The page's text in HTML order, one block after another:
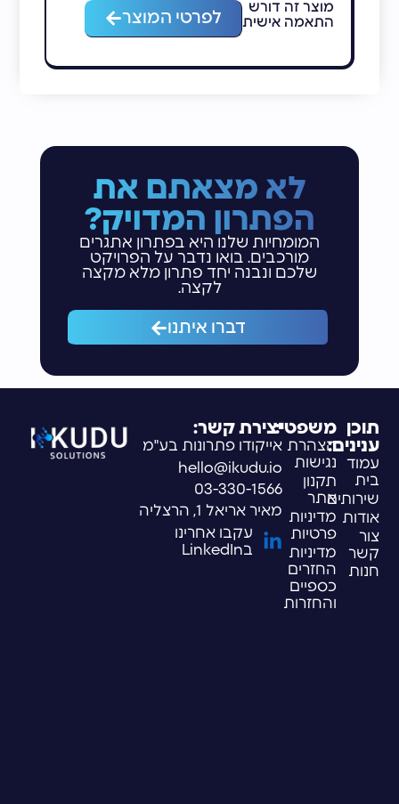
מוצר זה דורש
התאמה אישית
לפרטי המוצר
לא מצאתם את
הפתרון המדויק?
המומחיות שלנו היא בפתרון אתגרים
מורכבים. בואו נדבר על הפרויקט
שלכם ונבנה יחד פתרון מלא מקצה
לקצה.
דברו איתנו
תוכן
ענינים:
עמוד
בית
שירותים
אודות
צור
קשר
חנות
משפטי:
הצהרת
נגישות
תקנון
אתר
מדיניות
פרטיות
מדיניות
החזרים
כספיים
והחזרות
יצירת קשר:
אייקודו פתרונות בע"מ
hello@ikudu.io
03-330-1566
מאיר אריאל 1, הרצליה
עקבו אחרינו
בLinkedIn